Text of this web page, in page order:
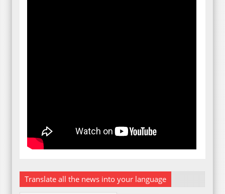
Translate all the news into your language